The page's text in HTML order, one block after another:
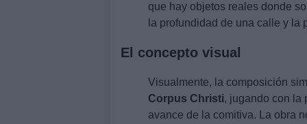
que hay objetos reales donde
la profundidad de una calle y la
El concepto visual
Visualmente, la composición
Corpus Christi, jugando con la
avance de la comitiva. La obra